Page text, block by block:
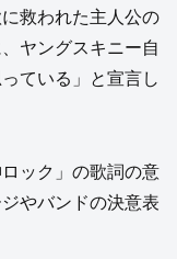
救われた主人公の
ヤングスキニー自
ている」と宣言し
ック」の歌詞の意
やバンドの決意表